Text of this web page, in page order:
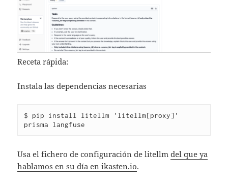
Receta rápida:
Instala las dependencias necesarias
$ pip install litellm 'litellm[proxy]'
prisma langfuse
Usa el fichero de configuración de litellmdel que ya
hablamos en su día en ikasten.io.